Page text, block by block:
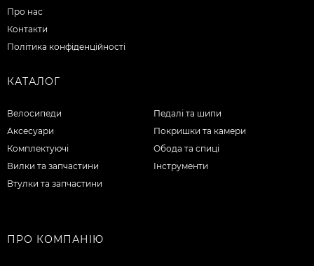
Про нас
Контакти
Політика конфіденційності
КАТАЛОГ
Велосипеди
Аксесуари
Комплектуючі
Вилки та запчастини
Втулки та запчастини
Педалі та шипи
Покришки та камери
Обода та спиці
Інструменти
ПРО КОМПАНІЮ